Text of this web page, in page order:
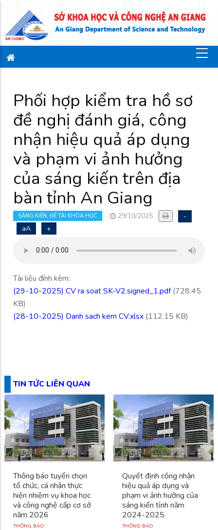
Phối hợp kiểm tra hồ sơ
đề nghị đánh giá, công
nhận hiệu quả áp dụng
và phạm vi ảnh hưởng
của sáng kiến trên địa
bàn tỉnh An Giang
SÁNG KIẾN, ĐỀ TÀI KHOA HỌC 29/10/2025
-
aA
+
Tài liệu đính kèm:
(29-10-2025) CV ra soat SK-V2.signed_1.pdf (728.45
KB)
(28-10-2025) Danh sach kem CV.xlsx (112.15 KB)
TIN TỨC LIÊN QUAN
Thông báo tuyển chọn
tổ chức, cá nhân thực
hiện nhiệm vụ khoa học
và công nghệ cấp cơ sở
năm 2026
THÔNG BÁO
Quyết định công nhận
hiệu quả áp dụng và
phạm vi ảnh hưởng của
sáng kiến tỉnh năm
2024-2025
THÔNG BÁO